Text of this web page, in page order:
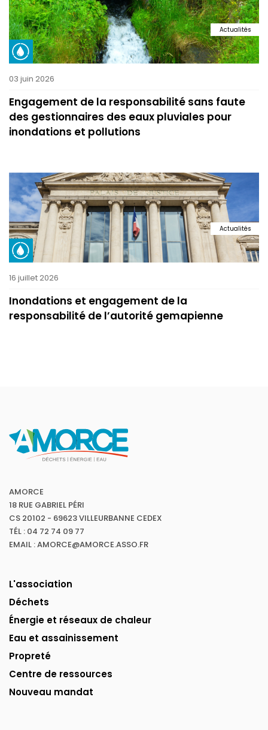
Actualités
03 juin 2026
Engagement de la responsabilité sans faute
des gestionnaires des eaux pluviales pour
inondations et pollutions
Actualités
16 juillet 2026
Inondations et engagement de la
responsabilité de l’autorité gemapienne
AMORCE
18 RUE GABRIEL PÉRI
CS 20102 - 69623 VILLEURBANNE CEDEX
TÉL : 04 72 74 09 77
EMAIL : AMORCE@AMORCE.ASSO.FR
L'association
Déchets
Énergie et réseaux de chaleur
Eau et assainissement
Propreté
Centre de ressources
Nouveau mandat